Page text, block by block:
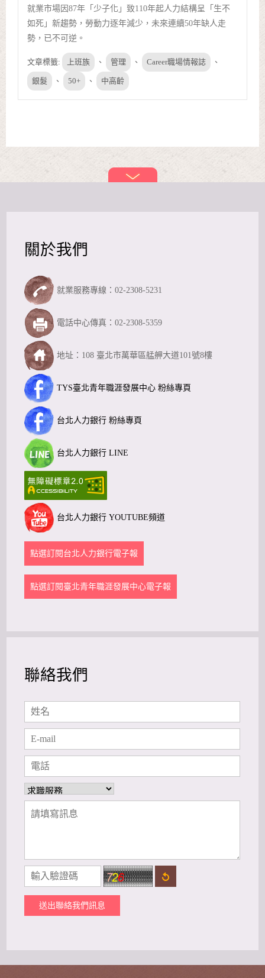
就業市場因87年「少子化」致110年起人力結構呈「生不
如死」新趨勢，勞動力逐年減少，未來連續50年缺人走
勢，已不可逆。
文章標籤: 上班族 、 管理 、 Career職場情報誌 、
銀髮 、 50+ 、 中高齡
關於我們
就業服務專線：02-2308-5231
TYS臺北青年職涯發展中心 粉絲專頁
電話中心傳真：02-2308-5359
台北人力銀行 粉絲專頁
地址：108 臺北市萬華區艋舺大道101號8樓
台北人力銀行 LINE
台北人力銀行 YOUTUBE頻道
點選訂閱台北人力銀行電子報
點選訂閱臺北青年職涯發展中心電子報
聯絡我們
送出聯絡我們訊息